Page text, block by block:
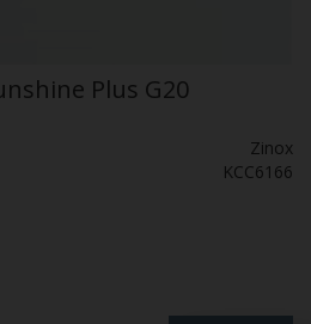
Plus G20
Zinox
KCC6166